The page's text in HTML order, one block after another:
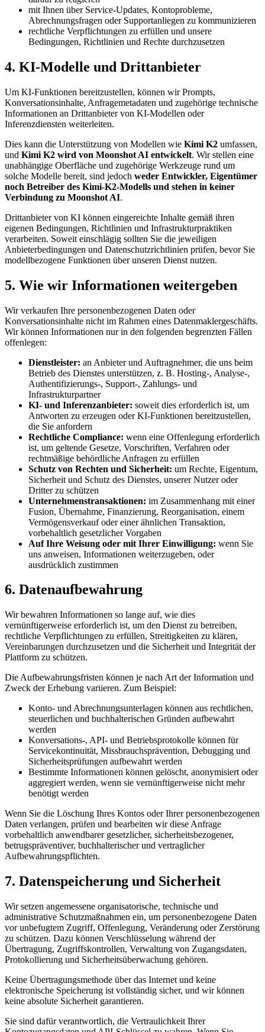
mit Ihnen über Service-Updates, Kontoprobleme,
Abrechnungsfragen oder Supportanliegen zu kommunizieren
rechtliche Verpflichtungen zu erfüllen und unsere
Bedingungen, Richtlinien und Rechte durchzusetzen
4. KI-Modelle und Drittanbieter
Um KI-Funktionen bereitzustellen, können wir Prompts,
Konversationsinhalte, Anfragemetadaten und zugehörige technische
Informationen an Drittanbieter von KI-Modellen oder
Inferenzdiensten weiterleiten.
Dies kann die Unterstützung von Modellen wie Kimi K2 umfassen,
und Kimi K2 wird von Moonshot AI entwickelt. Wir stellen eine
unabhängige Oberfläche und zugehörige Werkzeuge rund um
solche Modelle bereit, sind jedoch weder Entwickler, Eigentümer
noch Betreiber des Kimi-K2-Modells und stehen in keiner
Verbindung zu Moonshot AI.
Drittanbieter von KI können eingereichte Inhalte gemäß ihren
eigenen Bedingungen, Richtlinien und Infrastrukturpraktiken
verarbeiten. Soweit einschlägig sollten Sie die jeweiligen
Anbieterbedingungen und Datenschutzrichtlinien prüfen, bevor Sie
modellbezogene Funktionen über unseren Dienst nutzen.
5. Wie wir Informationen weitergeben
Wir verkaufen Ihre personenbezogenen Daten oder
Konversationsinhalte nicht im Rahmen eines Datenmaklergeschäfts.
Wir können Informationen nur in den folgenden begrenzten Fällen
offenlegen:
Dienstleister: an Anbieter und Auftragnehmer, die uns beim
Betrieb des Dienstes unterstützen, z. B. Hosting-, Analyse-,
Authentifizierungs-, Support-, Zahlungs- und
Infrastrukturpartner
KI- und Inferenzanbieter: soweit dies erforderlich ist, um
Antworten zu erzeugen oder KI-Funktionen bereitzustellen,
die Sie anfordern
Rechtliche Compliance: wenn eine Offenlegung erforderlich
ist, um geltende Gesetze, Vorschriften, Verfahren oder
rechtmäßige behördliche Anfragen zu erfüllen
Schutz von Rechten und Sicherheit: um Rechte, Eigentum,
Sicherheit und Schutz des Dienstes, unserer Nutzer oder
Dritter zu schützen
Unternehmenstransaktionen: im Zusammenhang mit einer
Fusion, Übernahme, Finanzierung, Reorganisation, einem
Vermögensverkauf oder einer ähnlichen Transaktion,
vorbehaltlich gesetzlicher Vorgaben
Auf Ihre Weisung oder mit Ihrer Einwilligung: wenn Sie
uns anweisen, Informationen weiterzugeben, oder
ausdrücklich zustimmen
6. Datenaufbewahrung
Wir bewahren Informationen so lange auf, wie dies
vernünftigerweise erforderlich ist, um den Dienst zu betreiben,
rechtliche Verpflichtungen zu erfüllen, Streitigkeiten zu klären,
Vereinbarungen durchzusetzen und die Sicherheit und Integrität der
Plattform zu schützen.
Die Aufbewahrungsfristen können je nach Art der Information und
Zweck der Erhebung variieren. Zum Beispiel:
Konto- und Abrechnungsunterlagen können aus rechtlichen,
steuerlichen und buchhalterischen Gründen aufbewahrt
werden
Konversations-, API- und Betriebsprotokolle können für
Servicekontinuität, Missbrauchsprävention, Debugging und
Sicherheitsprüfungen aufbewahrt werden
Bestimmte Informationen können gelöscht, anonymisiert oder
aggregiert werden, wenn sie vernünftigerweise nicht mehr
benötigt werden
Wenn Sie die Löschung Ihres Kontos oder Ihrer personenbezogenen
Daten verlangen, prüfen und bearbeiten wir diese Anfrage
vorbehaltlich anwendbarer gesetzlicher, sicherheitsbezogener,
betrugspräventiver, buchhalterischer und vertraglicher
Aufbewahrungspflichten.
7. Datenspeicherung und Sicherheit
Wir setzen angemessene organisatorische, technische und
administrative Schutzmaßnahmen ein, um personenbezogene Daten
vor unbefugtem Zugriff, Offenlegung, Veränderung oder Zerstörung
zu schützen. Dazu können Verschlüsselung während der
Übertragung, Zugriffskontrollen, Verwaltung von Zugangsdaten,
Protokollierung und Sicherheitsüberwachung gehören.
Keine Übertragungsmethode über das Internet und keine
elektronische Speicherung ist vollständig sicher, und wir können
keine absolute Sicherheit garantieren.
Sie sind dafür verantwortlich, die Vertraulichkeit Ihrer